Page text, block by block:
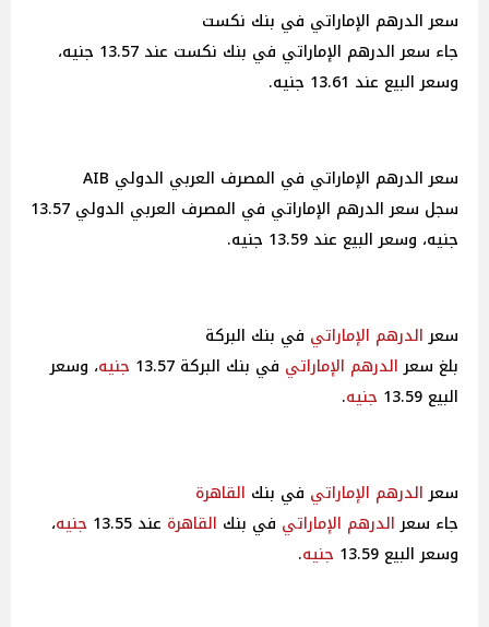
سعر الدرهم الإماراتي في بنك نكست
جاء سعر الدرهم الإماراتي في بنك نكست عند 13.57 جنيه،
وسعر البيع عند 13.61 جنيه.
سعر الدرهم الإماراتي في المصرف العربي الدولي AIB
سجل سعر الدرهم الإماراتي في المصرف العربي الدولي 13.57
جنيه، وسعر البيع عند 13.59 جنيه.
سعرالدرهم الإماراتي في بنك البركة
بلغ سعرالدرهم الإماراتي في بنك البركة 13.57 جنيه، وسعر
البيع 13.59
جنيه.
سعرالدرهم الإماراتي في بنك القاهرة
جاء سعرالدرهم الإماراتي في بنك القاهرة عند 13.55 جنيه،
وسعر البيع 13.59
جنيه.